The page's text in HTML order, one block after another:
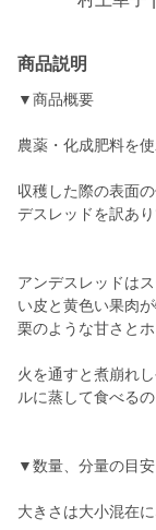
商品説明
▼商品概要
農薬・化成肥料を
収穫した際の表面
デスレッドを訳あり
アンデスレッドは
い皮と黄色い果肉
栗のような甘さと
火を通すと煮崩れ
ルに蒸して食べる
▼数量、分量の目安
大きさは大小混在に